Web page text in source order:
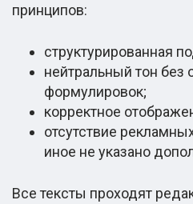
принципов:
структурированная
нейтральный тон без
формулировок;
корректное
отсутствие
иное не указано
Все тексты проходят